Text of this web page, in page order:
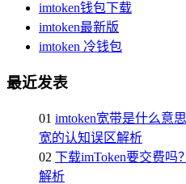
imtoken钱包下载
imtoken最新版
imtoken 冷钱包
最近发表
01 imtoken宽带是什么
宽的认知误区解析
02 下载imToken要交费吗
解析